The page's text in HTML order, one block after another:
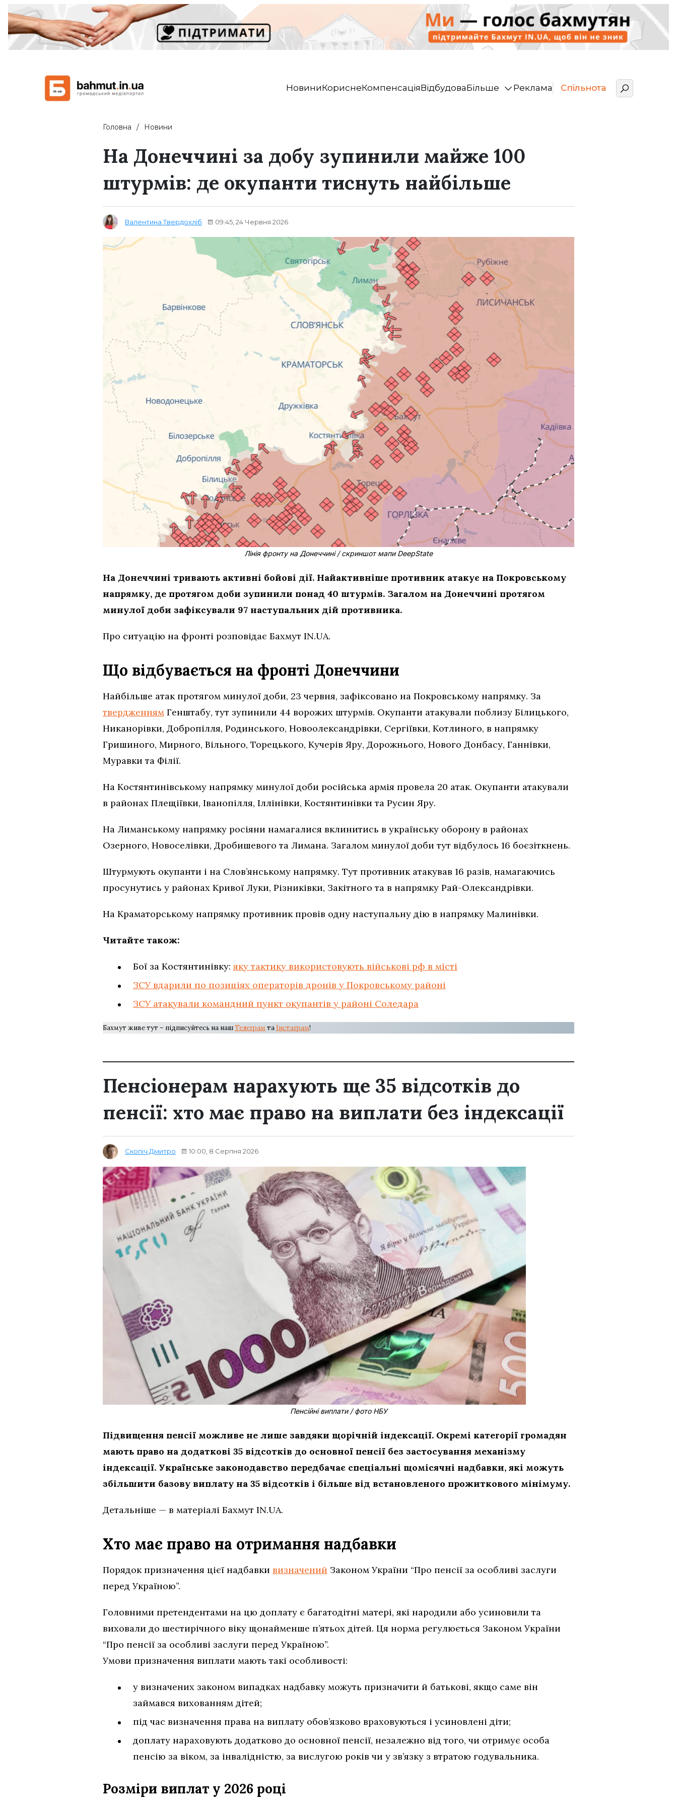
НовиниКориснеКомпенсаціяВідбудоваБільше Реклама Спільнота
Головна Новини
На Донеччині за добу зупинили майже 100
штурмів: де окупанти тиснуть найбільше
Валентина Твердохліб 09:45, 24 Червня 2026
Лінія фронту на Донеччині / скриншот мапи DeepState
На Донеччині тривають активні бойові дії. Найактивніше противник атакує на Покровському
напрямку, де протягом доби зупинили понад 40 штурмів. Загалом на Донеччині протягом
минулої доби зафіксували 97 наступальних дій противника.
Про ситуацію на фронті розповідає Бахмут IN.UA.
Що відбувається на фронті Донеччини
Найбільше атак протягом минулої доби, 23 червня, зафіксовано на Покровському напрямку. За
твердженням Генштабу, тут зупинили 44 ворожих штурмів. Окупанти атакували поблизу Білицького,
Никанорівки, Добропілля, Родинського, Новоолександрівки, Сергіївки, Котлиного, в напрямку
Гришиного, Мирного, Вільного, Торецького, Кучерів Яру, Дорожнього, Нового Донбасу, Ганнівки,
Муравки та Філії.
На Костянтинівському напрямку минулої доби російська армія провела 20 атак. Окупанти атакували
в районах Плещіївки, Іванопілля, Іллінівки, Костянтинівки та Русин Яру.
На Лиманському напрямку росіяни намагалися вклинитись в українську оборону в районах
Озерного, Новоселівки, Дробишевого та Лимана. Загалом минулої доби тут відбулось 16 боєзіткнень.
Штурмують окупанти і на Слов’янському напрямку. Тут противник атакував 16 разів, намагаючись
просунутись у районах Кривої Луки, Різниківки, Закітного та в напрямку Рай-Олександрівки.
На Краматорському напрямку противник провів одну наступальну дію в напрямку Малинівки.
Читайте також:
Бої за Костянтинівку:яку тактику використовують військові рф в місті
ЗСУ вдарили по позиціях операторів дронів у Покровському районі
ЗСУ атакували командний пункт окупантів у районі Соледара
Бахмут живе тут – підписуйтесь на нашТелеграм та Інстаграм!
Пенсіонерам нарахують ще 35 відсотків до
пенсії: хто має право на виплати без індексації
Скопіч Дмитро 10:00, 8 Серпня 2026
Пенсійні виплати / фото НБУ
Підвищення пенсії можливе не лише завдяки щорічній індексації. Окремі категорії громадян
мають право на додаткові 35 відсотків до основної пенсії без застосування механізму
індексації. Українське законодавство передбачає спеціальні щомісячні надбавки, які можуть
збільшити базову виплату на 35 відсотків і більше від встановленого прожиткового мінімуму.
Детальніше — в матеріалі Бахмут IN.UA.
Хто має право на отримання надбавки
Порядок призначення цієї надбавки визначений Законом України “Про пенсії за особливі заслуги
перед Україною”.
Головними претендентами на цю доплату є багатодітні матері, які народили або усиновили та
виховали до шестирічного віку щонайменше п’ятьох дітей. Ця норма регулюється Законом України
“Про пенсії за особливі заслуги перед Україною”.
Умови призначення виплати мають такі особливості:
у визначених законом випадках надбавку можуть призначити й батькові, якщо саме він
займався вихованням дітей;
під час визначення права на виплату обов’язково враховуються і усиновлені діти;
доплату нараховують додатково до основної пенсії, незалежно від того, чи отримує особа
пенсію за віком, за інвалідністю, за вислугою років чи у зв’язку з втратою годувальника.
Розміри виплат у 2026 році